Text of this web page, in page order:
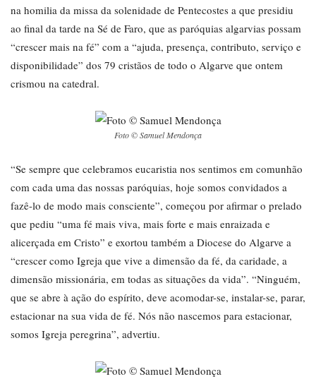
na homilia da missa da solenidade de Pentecostes a que presidiu
ao final da tarde na Sé de Faro, que as paróquias algarvias possam
“crescer mais na fé” com a “ajuda, presença, contributo, serviço e
disponibilidade” dos 79 cristãos de todo o Algarve que ontem
crismou na catedral.
Foto © Samuel Mendonça
“Se sempre que celebramos eucaristia nos sentimos em comunhão
com cada uma das nossas paróquias, hoje somos convidados a
fazê-lo de modo mais consciente”, começou por afirmar o prelado
que pediu “uma fé mais viva, mais forte e mais enraizada e
alicerçada em Cristo” e exortou também a Diocese do Algarve a
“crescer como Igreja que vive a dimensão da fé, da caridade, a
dimensão missionária, em todas as situações da vida”. “Ninguém,
que se abre à ação do espírito, deve acomodar-se, instalar-se, parar,
estacionar na sua vida de fé. Nós não nascemos para estacionar,
somos Igreja peregrina”, advertiu.